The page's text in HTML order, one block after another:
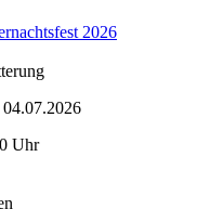
2026
Uhr